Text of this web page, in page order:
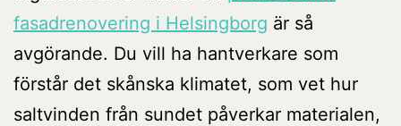
fasadrenovering i Helsingborg är så
avgörande. Du vill ha hantverkare som
förstår det skånska klimatet, som vet hur
saltvinden från sundet påverkar materialen,